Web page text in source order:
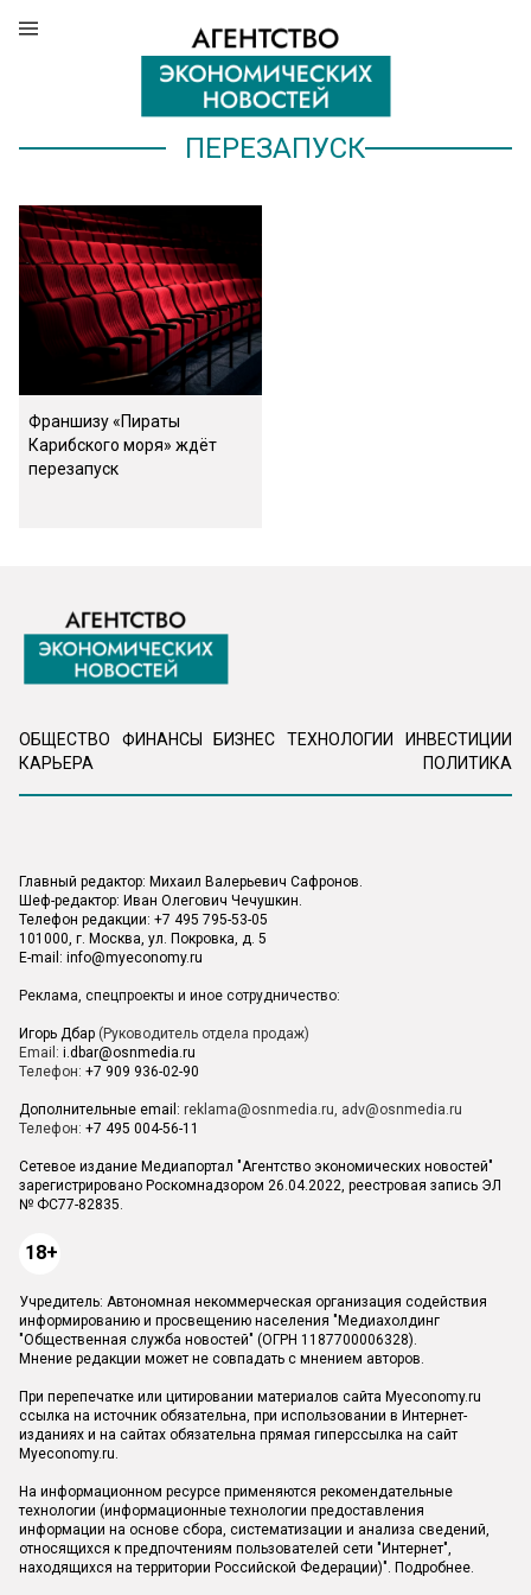
ПЕРЕЗАПУСК
Франшизу «Пираты
Карибского моря» ждёт
перезапуск
ОБЩЕСТВО ФИНАНСЫ БИЗНЕС ТЕХНОЛОГИИ
ИНВЕСТИЦИИ
КАРЬЕРА
ПОЛИТИКА
Главный редактор: Михаил Валерьевич Сафронов.
Шеф-редактор: Иван Олегович Чечушкин.
Телефон редакции: +7 495 795-53-05
101000, г. Москва, ул. Покровка, д. 5
E-mail: info@myeconomy.ru
Реклама, спецпроекты и иное сотрудничество:
Игорь Дбар (Руководитель отдела продаж)
Email: i.dbar@osnmedia.ru
Телефон: +7 909 936-02-90
Дополнительные email: reklama@osnmedia.ru, adv@osnmedia.ru
Телефон: +7 495 004-56-11
Сетевое издание Медиапортал "Агентство экономических новостей"
зарегистрировано Роскомнадзором 26.04.2022, реестровая запись ЭЛ
№ ФС77-82835.
18+
Учредитель: Автономная некоммерческая организация содействия
информированию и просвещению населения "Медиахолдинг
"Общественная служба новостей" (ОГРН 1187700006328).
Мнение редакции может не совпадать с мнением авторов.
При перепечатке или цитировании материалов сайта Myeconomy.ru
ссылка на источник обязательна, при использовании в Интернет-
изданиях и на сайтах обязательна прямая гиперссылка на сайт
Myeconomy.ru.
На информационном ресурсе применяются рекомендательные
технологии (информационные технологии предоставления
информации на основе сбора, систематизации и анализа сведений,
относящихся к предпочтениям пользователей сети "Интернет",
находящихся на территории Российской Федерации)". Подробнее.